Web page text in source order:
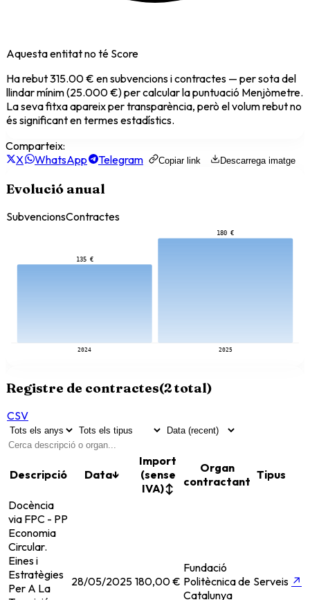
Aquesta entitat no té Score
Ha rebut315.00 € en subvencions i contractes — per sota del
llindar mínim (25.000 €) per calcular la puntuació Menjòmetre.
La seva fitxa apareix per transparència, però el volum rebut no
és significant en termes estadístics.
Comparteix:
X
WhatsApp Telegram Copiar link Descarrega imatge
Evolució anual
SubvencionsContractes
135 €
2024
180 €
2025
Registre de contractes(2total)
CSV
Descripció Data↓
Import
(sense
IVA)↕
Organ
contractant Tipus
Docència
via FPC - PP
Economia
Circular.
Eines i
Estratègies
Per A La
28/05/2025 180,00 €
Fundació
Politècnica de
Catalunya
Serveis ↗